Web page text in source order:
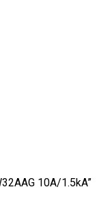
10A/1.5kA”